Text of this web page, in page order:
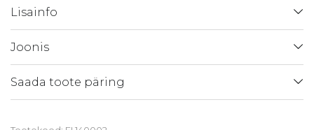
Lisainfo
Joonis
Saada toote päring